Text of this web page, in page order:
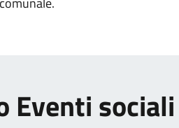
Eventi sociali